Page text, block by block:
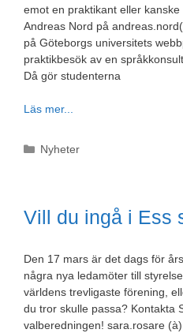
emot en praktikant eller
Andreas Nord på
på Göteborgs universitets
praktikbesök av en
Då gör studenterna
Läs mer...
Kategorier
Nyheter
Vill du ingå i Ess
Den 17 mars är det dags för
några nya ledamöter till
världens trevligaste förening,
du tror skulle passa? Kontakta
valberedningen! sara.rosare